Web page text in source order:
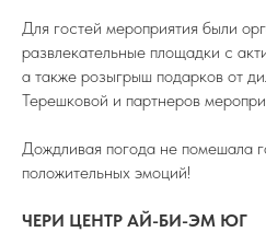
Для гостей мероприятия были
развлекательные площадки с
а также розыгрыш подарков от
Терешковой и партнеров
Дождливая погода не помешала
положительных эмоций!
ЧЕРИ ЦЕНТР АЙ-БИ-ЭМ ЮГ